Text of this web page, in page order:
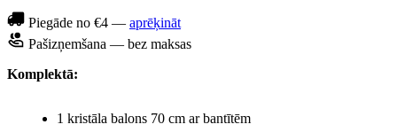
Piegāde no €4 — aprēķināt
Pašizņemšana — bez maksas
Komplektā:
1 kristāla balons 70 cm ar bantītēm